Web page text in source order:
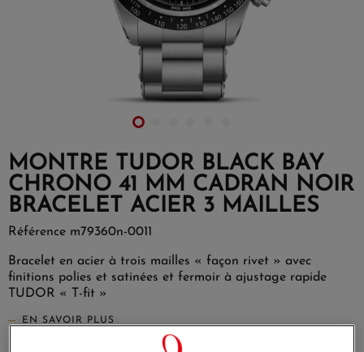
MONTRE TUDOR BLACK BAY
CHRONO 41 MM CADRAN NOIR
BRACELET ACIER 3 MAILLES
Référence m79360n-0011
Bracelet en acier à trois mailles « façon rivet » avec
finitions polies et satinées et fermoir à ajustage rapide
TUDOR « T-fit »
EN SAVOIR PLUS